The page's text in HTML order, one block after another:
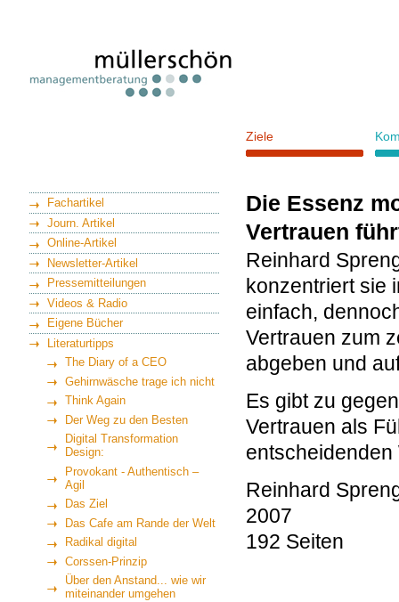
Ziele
Fachartikel
Journ. Artikel
Online-Artikel
Newsletter-Artikel
Pressemitteilungen
Videos & Radio
Eigene Bücher
Literaturtipps
The Diary of a CEO
Gehirnwäsche trage ich nicht
Think Again
Der Weg zu den Besten
Digital Transformation
Design:
Provokant - Authentisch –
Agil
Das Ziel
Das Cafe am Rande der Welt
Radikal digital
Corssen-Prinzip
Über den Anstand... wie wir
miteinander umgehen
Die Essenz
Vertrauen
Reinhard
konzentriert sie
einfach,
Vertrauen zum
abgeben und
Es gibt zu
Vertrauen als
Reinhard
2007
192 Seiten